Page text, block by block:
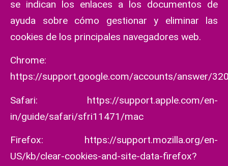
se indican los enlaces a los documentos de
ayuda sobre cómo gestionar y eliminar las
cookies de los principales navegadores web.
Chrome:
https://support.google.com/accounts/answer/
Safari: https://support.apple.com/en-
in/guide/safari/sfri11471/mac
Firefox: https://support.mozilla.org/en-
US/kb/clear-cookies-and-site-data-firefox?